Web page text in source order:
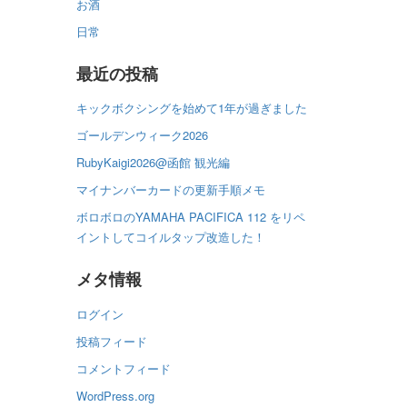
お酒
日常
最近の投稿
キックボクシングを始めて1年が過ぎました
ゴールデンウィーク2026
RubyKaigi2026@函館 観光編
マイナンバーカードの更新手順メモ
ボロボロのYAMAHA PACIFICA 112 をリペ
イントしてコイルタップ改造した！
メタ情報
ログイン
投稿フィード
コメントフィード
WordPress.org